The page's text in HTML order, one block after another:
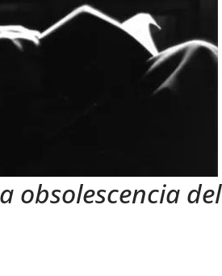
obsolescencia del